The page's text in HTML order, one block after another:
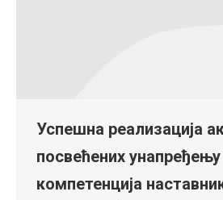
Успешна реализација
посвећених унапређењу
компетенција